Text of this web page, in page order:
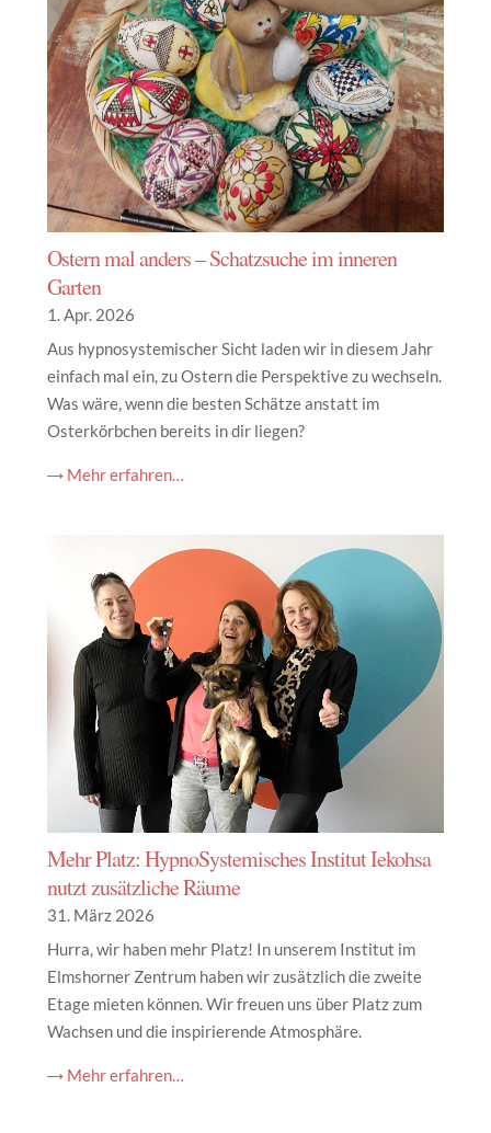
Ostern mal anders – Schatzsuche im inneren
Garten
1. Apr. 2026
Aus hypnosystemischer Sicht laden wir in diesem Jahr
einfach mal ein, zu Ostern die Perspektive zu wechseln.
Was wäre, wenn die besten Schätze anstatt im
Osterkörbchen bereits in dir liegen?
→ Mehr erfahren…
Mehr Platz: HypnoSystemisches Institut Iekohsa
nutzt zusätzliche Räume
31. März 2026
Hurra, wir haben mehr Platz! In unserem Institut im
Elmshorner Zentrum haben wir zusätzlich die zweite
Etage mieten können. Wir freuen uns über Platz zum
Wachsen und die inspirierende Atmosphäre.
→ Mehr erfahren…